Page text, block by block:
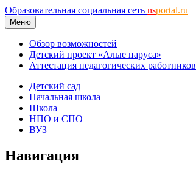
Образовательная социальная сеть nsportal.ru
Меню
Обзор возможностей
Детский проект «Алые паруса»
Аттестация педагогических работников
Детский сад
Начальная школа
Школа
НПО и СПО
ВУЗ
Навигация